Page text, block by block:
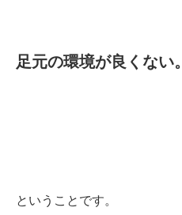
足元の環境が良くない。
ということです。